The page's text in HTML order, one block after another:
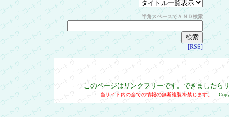
半角スペースでＡＮＤ検索
[RSS]
このページはリンクフリーです。できましたら
当サイト内の全ての情報の無断複製を禁じます。